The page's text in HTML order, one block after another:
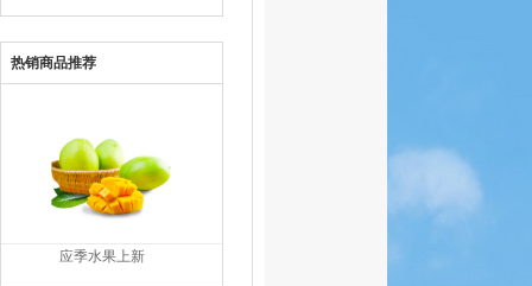
热销商品推荐
应季水果上新